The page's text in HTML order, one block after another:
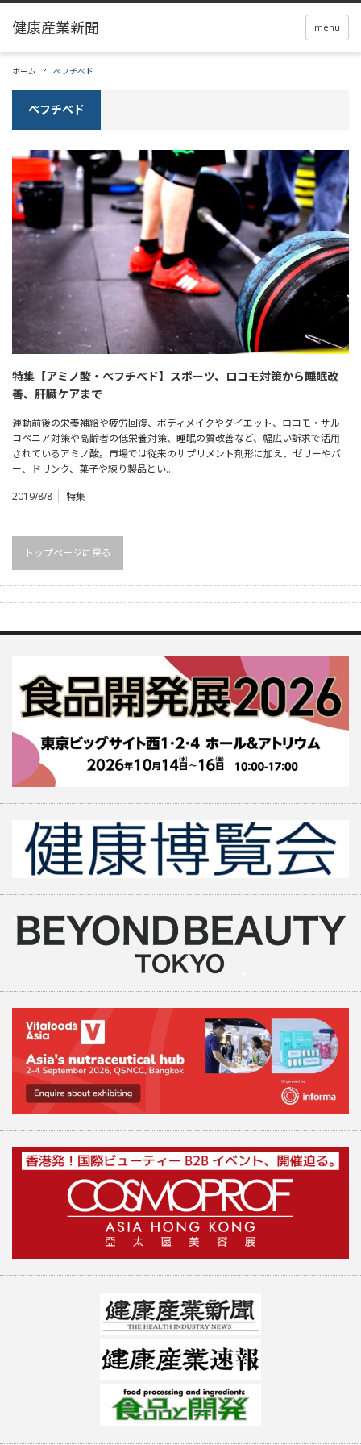
menu
ホーム ぺフチべド
ぺフチべド
特集【アミノ酸・ぺフチべド】スポーツ、ロコモ対策から睡眠改
善、肝臓ケアまで
運動前後の栄養補給や疲労回復、ボディメイクやダイエット、ロコモ・サル
コペニア対策や高齢者の低栄養対策、睡眠の質改善など、幅広い訴求で活用
されているアミノ酸。市場では従来のサプリメント剤形に加え、ゼリーやバ
ー、ドリンク、菓子や練り製品とい…
2019/8/8
特集
トップページに戻る